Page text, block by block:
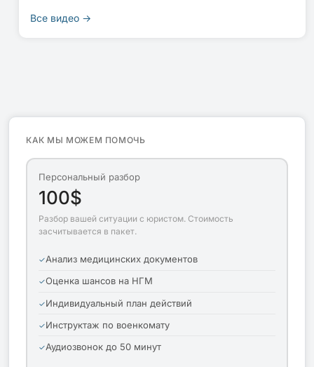
Все видео →
КАК МЫ МОЖЕМ ПОМОЧЬ
Персональный разбор
100$
Разбор вашей ситуации с юристом. Стоимость
засчитывается в пакет.
Анализ медицинских документов
Оценка шансов на НГМ
Индивидуальный план действий
Инструктаж по военкомату
Аудиозвонок до 50 минут